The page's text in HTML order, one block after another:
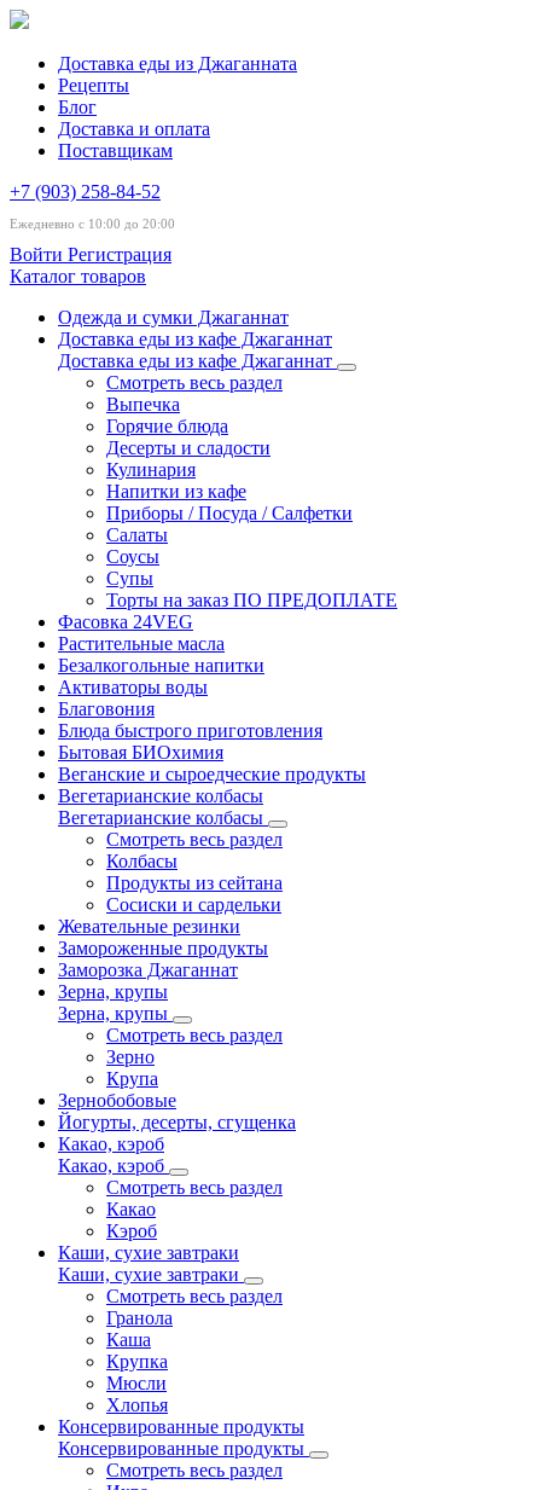
Доставка еды из Джаганната
Рецепты
Блог
Доставка и оплата
Поставщикам
+7 (903) 258-84-52
Ежедневно с 10:00 до 20:00
Войти Регистрация
Каталог товаров
Одежда и сумки Джаганнат
Доставка еды из кафе Джаганнат
Доставка еды из кафе Джаганнат
Смотреть весь раздел
Выпечка
Горячие блюда
Десерты и сладости
Кулинария
Напитки из кафе
Приборы / Посуда / Салфетки
Салаты
Соусы
Супы
Торты на заказ ПО ПРЕДОПЛАТЕ
Фасовка 24VEG
Растительные масла
Безалкогольные напитки
Активаторы воды
Благовония
Блюда быстрого приготовления
Бытовая БИОхимия
Веганские и сыроедческие продукты
Вегетарианские колбасы
Вегетарианские колбасы
Смотреть весь раздел
Колбасы
Продукты из сейтана
Сосиски и сардельки
Жевательные резинки
Замороженные продукты
Заморозка Джаганнат
Зерна, крупы
Зерна, крупы
Смотреть весь раздел
Зерно
Крупа
Зернобобовые
Йогурты, десерты, сгущенка
Какао, кэроб
Какао, кэроб
Смотреть весь раздел
Какао
Кэроб
Каши, сухие завтраки
Каши, сухие завтраки
Смотреть весь раздел
Гранола
Каша
Крупка
Мюсли
Хлопья
Консервированные продукты
Консервированные продукты
Смотреть весь раздел